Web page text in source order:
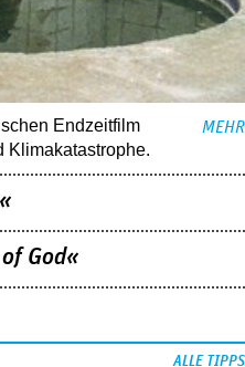
Endzeitfilm
Klimakatastrophe.
MEHR
God«
ALLE TIPPS